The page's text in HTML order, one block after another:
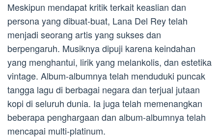
Meskipun mendapat kritik terkait keaslian dan
persona yang dibuat-buat, Lana Del Rey telah
menjadi seorang artis yang sukses dan
berpengaruh. Musiknya dipuji karena keindahan
yang menghantui, lirik yang melankolis, dan estetika
vintage. Album-albumnya telah menduduki puncak
tangga lagu di berbagai negara dan terjual jutaan
kopi di seluruh dunia. Ia juga telah memenangkan
beberapa penghargaan dan album-albumnya telah
mencapai multi-platinum.